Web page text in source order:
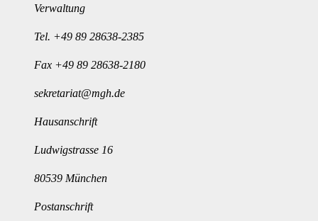
Verwaltung
Tel. +49 89 28638-2385
Fax +49 89 28638-2180
sekretariat@mgh.de
Hausanschrift
Ludwigstrasse 16
80539 München
Postanschrift